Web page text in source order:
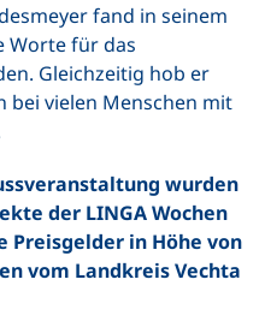
fand in seinem
Worte für das
Gleichzeitig hob er
bei vielen Menschen mit
wurden
der LINGA Wochen
Preisgelder in Höhe von
vom Landkreis Vechta